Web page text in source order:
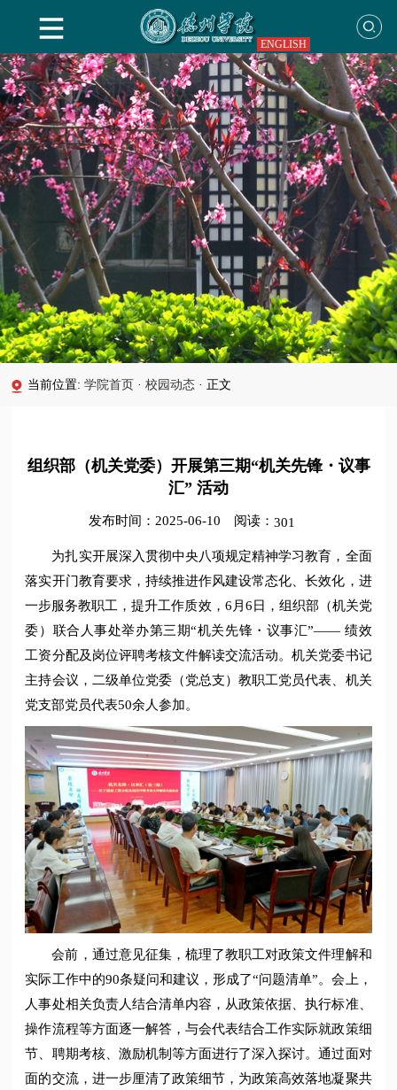
ENGLISH
当前位置:学院首页 · 校园动态 · 正文
组织部（机关党委）开展第三期“机关先锋・议事
汇” 活动
发布时间：2025-06-10 阅读： 301
为扎实开展深入贯彻中央八项规定精神学习教育，全面
落实开门教育要求，持续推进作风建设常态化、长效化，进
一步服务教职工，提升工作质效，6月6日，组织部（机关党
委）联合人事处举办第三期“机关先锋・议事汇”—— 绩效
工资分配及岗位评聘考核文件解读交流活动。机关党委书记
主持会议，二级单位党委（党总支）教职工党员代表、机关
党支部党员代表50余人参加。
会前，通过意见征集，梳理了教职工对政策文件理解和
实际工作中的90条疑问和建议，形成了“问题清单”。会上，
人事处相关负责人结合清单内容，从政策依据、执行标准、
操作流程等方面逐一解答，与会代表结合工作实际就政策细
节、聘期考核、激励机制等方面进行了深入探讨。通过面对
面的交流，进一步厘清了政策细节，为政策高效落地凝聚共